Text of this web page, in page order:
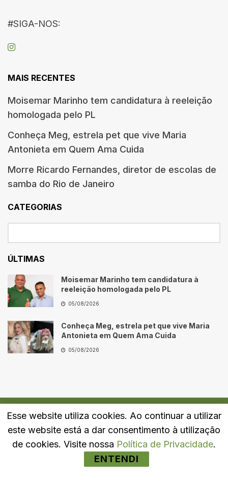
#SIGA-NOS:
MAIS RECENTES
Moisemar Marinho tem candidatura à reeleição
homologada pelo PL
Conheça Meg, estrela pet que vive Maria
Antonieta em Quem Ama Cuida
Morre Ricardo Fernandes, diretor de escolas de
samba do Rio de Janeiro
CATEGORIAS
ÚLTIMAS
Moisemar Marinho tem candidatura à
reeleição homologada pelo PL
05/08/2026
Conheça Meg, estrela pet que vive Maria
Antonieta em Quem Ama Cuida
05/08/2026
Quem Somos Fale Conosco Política de Privacidade
Esse website utiliza cookies. Ao continuar a utilizar
este website está a dar consentimento à utilização
de cookies. Visite nossa Política de Privacidade.
ENTENDI